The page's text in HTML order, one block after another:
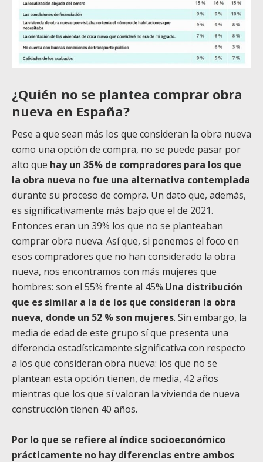
¿Quién no se plantea comprar obra
nueva en España?
Pese a que sean más los que consideran la obra nueva
como una opción de compra, no se puede pasar por
alto que hay un 35% de compradores para los que
la obra nueva no fue una alternativa contemplada
durante su proceso de compra. Un dato que, además,
es significativamente más bajo que el de 2021.
Entonces eran un 39% los que no se planteaban
comprar obra nueva. Así que, si ponemos el foco en
esos compradores que no han considerado la obra
nueva, nos encontramos con más mujeres que
hombres: son el 55% frente al 45%.Una distribución
que es similar a la de los que consideran la obra
nueva, donde un 52 % son mujeres. Sin embargo, la
media de edad de este grupo sí que presenta una
diferencia estadísticamente significativa con respecto
a los que consideran obra nueva: los que no se
plantean esta opción tienen, de media, 42 años
mientras que los que sí valoran la vivienda de nueva
construcción tienen 40 años.
Por lo que se refiere al índice socioeconómico
prácticamente no hay diferencias entre ambos